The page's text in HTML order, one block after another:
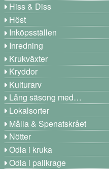
Hiss & Diss
Höst
Inköpsställen
Inredning
Krukväxter
Kryddor
Kulturarv
Lång säsong med…
Lokalsorter
Målla & Spenatskrået
Nötter
Odla i kruka
Odla i pallkrage